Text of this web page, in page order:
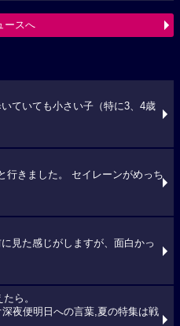
ースへ
ていても小さい子（特に3、4歳
行きました。 セイレーンがめっち
見た感じがしますが、面白かっ
ら。
深夜便明日への言葉,夏の特集は戦